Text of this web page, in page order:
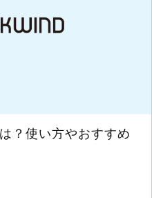
？使い方やおすすめ